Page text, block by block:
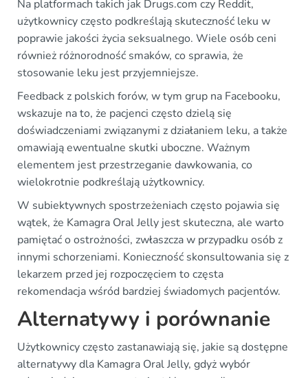
Na platformach takich jak Drugs.com czy Reddit,
użytkownicy często podkreślają skuteczność leku w
poprawie jakości życia seksualnego. Wiele osób ceni
również różnorodność smaków, co sprawia, że
stosowanie leku jest przyjemniejsze.
Feedback z polskich forów, w tym grup na Facebooku,
wskazuje na to, że pacjenci często dzielą się
doświadczeniami związanymi z działaniem leku, a także
omawiają ewentualne skutki uboczne. Ważnym
elementem jest przestrzeganie dawkowania, co
wielokrotnie podkreślają użytkownicy.
W subiektywnych spostrzeżeniach często pojawia się
wątek, że Kamagra Oral Jelly jest skuteczna, ale warto
pamiętać o ostrożności, zwłaszcza w przypadku osób z
innymi schorzeniami. Konieczność skonsultowania się z
lekarzem przed jej rozpoczęciem to częsta
rekomendacja wśród bardziej świadomych pacjentów.
Alternatywy i porównanie
Użytkownicy często zastanawiają się, jakie są dostępne
alternatywy dla Kamagra Oral Jelly, gdyż wybór